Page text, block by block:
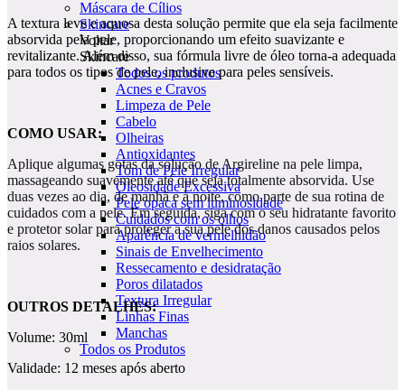
Máscara de Cílios
Skincare
Voltar
Skincare
Todos os produtos
Acnes e Cravos
Limpeza de Pele
Cabelo
Olheiras
Antioxidantes
Tom de Pele Irregular
Oleosidade Excessiva
Pele opaca sem luminosidade
Cuidados com os olhos
Aparência de vermelhidão
Sinais de Envelhecimento
Ressecamento e desidratação
Poros dilatados
Textura Irregular
Linhas Finas
Manchas
Todos os Produtos
A textura leve e aquosa desta solução permite que ela seja facilmente
absorvida pela pele, proporcionando um efeito suavizante e
revitalizante. Além disso, sua fórmula livre de óleo torna-a adequada
para todos os tipos de pele, inclusive para peles sensíveis.
COMO USAR:
Aplique algumas gotas da solução de Argireline na pele limpa,
massageando suavemente até que seja totalmente absorvida. Use
duas vezes ao dia, de manhã e à noite, como parte de sua rotina de
cuidados com a pele. Em seguida, siga com o seu hidratante favorito
e protetor solar para proteger a sua pele dos danos causados pelos
raios solares.
OUTROS DETALHES:
Volume: 30ml
Validade: 12 meses após aberto